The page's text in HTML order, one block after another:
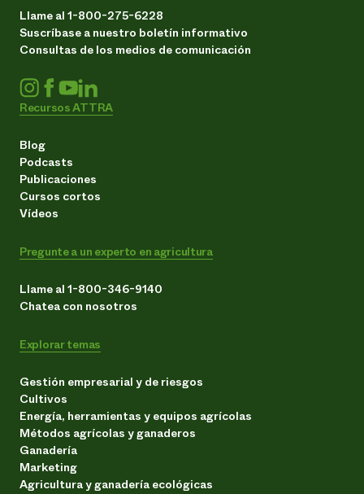
Llame al 1-800-275-6228
Suscríbase a nuestro boletín informativo
Consultas de los medios de comunicación
Recursos ATTRA
Blog
Podcasts
Publicaciones
Cursos cortos
Vídeos
Pregunte a un experto en agricultura
Llame al 1-800-346-9140
Chatea con nosotros
Explorar temas
Gestión empresarial y de riesgos
Cultivos
Energía, herramientas y equipos agrícolas
Métodos agrícolas y ganaderos
Ganadería
Marketing
Agricultura y ganadería ecológicas